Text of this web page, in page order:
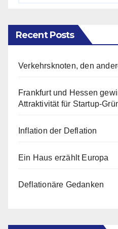
Recent Posts
Verkehrsknoten, den
Frankfurt und Hessen
Attraktivität für Startup-
Inflation der Deflation
Ein Haus erzählt Europa
Deflationäre Gedanken